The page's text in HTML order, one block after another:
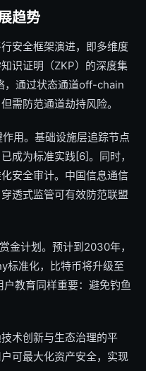
趋势
安全框架演进，即多维度
识证明（ZKP）的深度集
，通过状态通道off-chain
需防范通道劫持风险。
用。基础设施层追踪节点
成为标准实践[6]。同时，
安全审计。中国信息通信
透式监管可有效防范联盟
金计划。预计到2030年，
准化，比特币将升级至
教育同样重要：避免钓鱼
术创新与生态治理的平
可最大化资产安全，实现